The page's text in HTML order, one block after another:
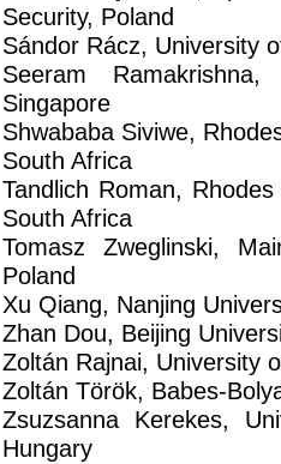
Security, Poland
Sándor Rácz, University
Seeram
Singapore
Shwababa Siviwe,
South Africa
Tandlich Roman,
South Africa
Tomasz Zweglinski,
Poland
Xu Qiang, Nanjing
Zhan Dou, Beijing
Zoltán Rajnai, University
Zoltán Török, Babes-
Zsuzsanna Kerekes,
Hungary